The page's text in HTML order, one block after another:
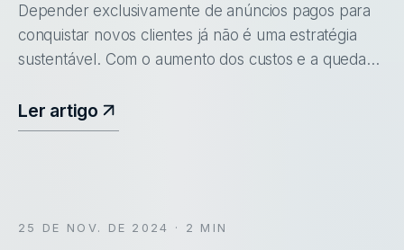
Depender exclusivamente de anúncios pagos para
conquistar novos clientes já não é uma estratégia
sustentável. Com o aumento dos custos e a queda
se apresenta como uma a
Ler artigo
25 DE NOV. DE 2024 · 2 MIN